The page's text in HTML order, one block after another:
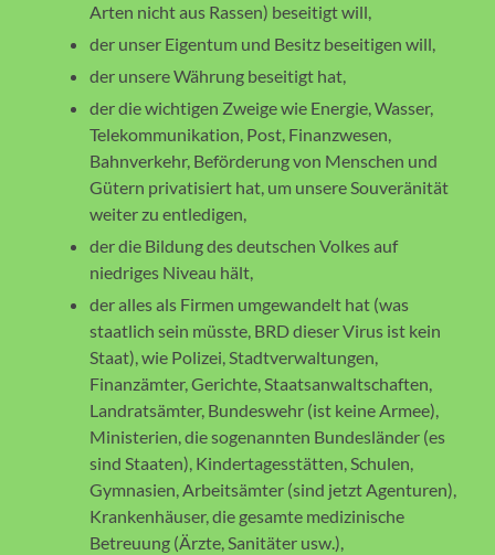
Arten nicht aus Rassen) beseitigt will,
der unser Eigentum und Besitz beseitigen will,
der unsere Währung beseitigt hat,
der die wichtigen Zweige wie Energie, Wasser,
Telekommunikation, Post, Finanzwesen,
Bahnverkehr, Beförderung von Menschen und
Gütern privatisiert hat, um unsere Souveränität
weiter zu entledigen,
der die Bildung des deutschen Volkes auf
niedriges Niveau hält,
der alles als Firmen umgewandelt hat (was
staatlich sein müsste, BRD dieser Virus ist kein
Staat), wie Polizei, Stadtverwaltungen,
Finanzämter, Gerichte, Staatsanwaltschaften,
Landratsämter, Bundeswehr (ist keine Armee),
Ministerien, die sogenannten Bundesländer (es
sind Staaten), Kindertagesstätten, Schulen,
Gymnasien, Arbeitsämter (sind jetzt Agenturen),
Krankenhäuser, die gesamte medizinische
Betreuung (Ärzte, Sanitäter usw.),